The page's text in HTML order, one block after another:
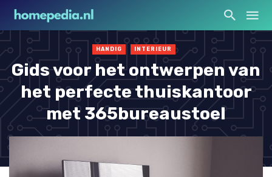
HANDIG INTERIEUR
Gids voor het ontwerpen van
het perfecte thuiskantoor
met 365bureaustoel